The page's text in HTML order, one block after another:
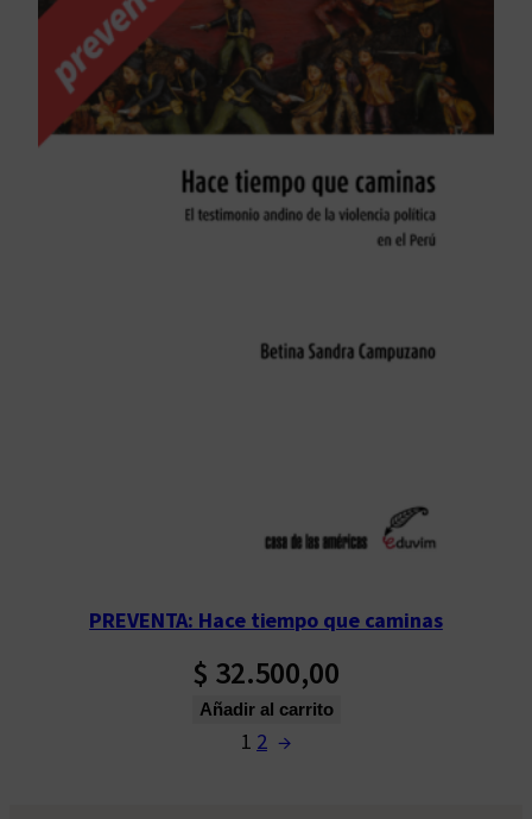
PREVENTA: Hace tiempo que caminas
$ 32.500,00
Añadir al carrito
1 2 →